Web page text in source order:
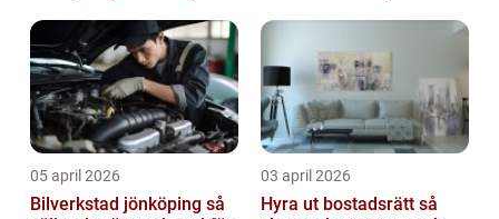
05 april 2026
Bilverkstad jönköping så
03 april 2026
Hyra ut bostadsrätt så